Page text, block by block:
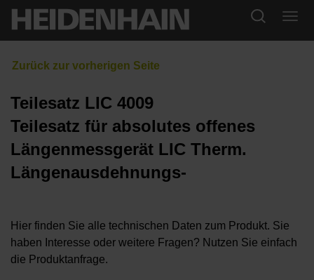
Teilesatz LIC 4009
Teilesatz für absolutes offenes
Längenmessgerät LIC Therm.
Längenausdehnungs-
Hier finden Sie alle technischen Daten zum Produkt. Sie
haben Interesse oder weitere Fragen? Nutzen Sie einfach
die Produktanfrage.